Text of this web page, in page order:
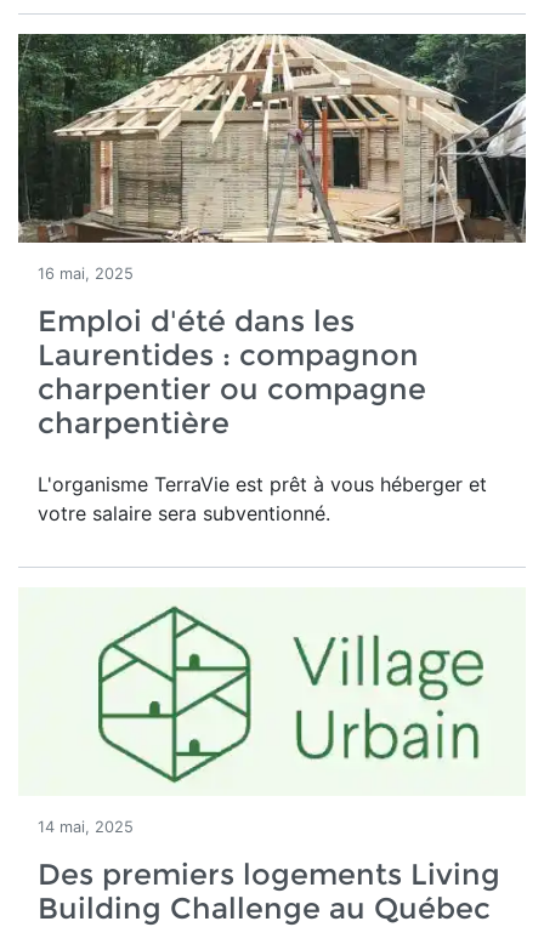
16 mai, 2025
Emploi d'été dans les
Laurentides : compagnon
charpentier ou compagne
charpentière
L'organisme TerraVie est prêt à vous héberger et
votre salaire sera subventionné.
14 mai, 2025
Des premiers logements Living
Building Challenge au Québec